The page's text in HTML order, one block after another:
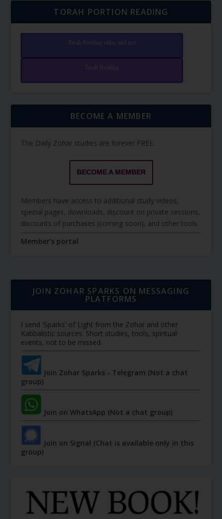
TORAH PORTION READING
Torah Reading video and text
Torah Reading
BECOME A MEMBER
The Daily Zohar studies are forever FREE.
BECOME A MEMBER
Members have access to additional study videos,
special pages, downloads, discount on private sessions,
discounts of purchases (coming soon), and other tools.
Member's portal
JOIN ZOHAR SPARKS ON MESSAGING
PLATFORMS
I send 'Sparks' of Light from the Zohar and other
Kabbalistic sources. Short studies, tools, spiritual
events, not to be missed.
Join Zohar Sparks - Telegram (Not a chat
group)
Join on WhatsApp (Not a chat group)
Join on Signal (Chat is available only in this
group)